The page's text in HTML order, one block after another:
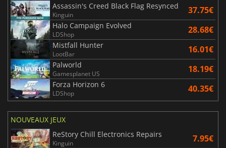
Assassin's Creed Black Flag Resynced
Kinguin 37.75€
Halo Campaign Evolved
LDShop 28.68€
Mistfall Hunter
LootBar 16.01€
Palworld
Gamesplanet US 18.19€
Forza Horizon 6
LDShop 40.35€
NOUVEAUX JEUX
ReStory Chill Electronics Repairs
Kinguin 7.95€